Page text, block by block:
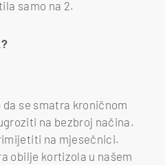
samo na 2.
se smatra kroničnom
na bezbroj načina.
na mjesečnici.
obilje kortizola u našem